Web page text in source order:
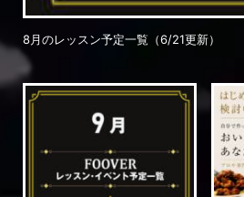
8月のレッスン予定一覧（6/21更新）